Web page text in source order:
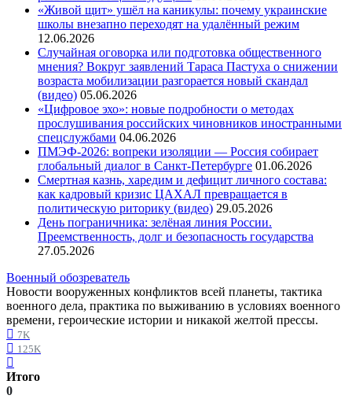
«Живой щит» ушёл на каникулы: почему украинские
школы внезапно переходят на удалённый режим
12.06.2026
Случайная оговорка или подготовка общественного
мнения? Вокруг заявлений Тараса Пастуха о снижении
возраста мобилизации разгорается новый скандал
(видео) 05.06.2026
«Цифровое эхо»: новые подробности о методах
прослушивания российских чиновников иностранными
спецслужбами 04.06.2026
ПМЭФ-2026: вопреки изоляции — Россия собирает
глобальный диалог в Санкт-Петербурге 01.06.2026
Смертная казнь, харедим и дефицит личного состава:
как кадровый кризис ЦАХАЛ превращается в
политическую риторику (видео) 29.05.2026
День пограничника: зелёная линия России.
Преемственность, долг и безопасность государства
27.05.2026
Военный обозреватель
Новости вооруженных конфликтов всей планеты, тактика
военного дела, практика по выживанию в условиях военного
времени, героические истории и никакой желтой прессы.
7K
125K
Итого
0